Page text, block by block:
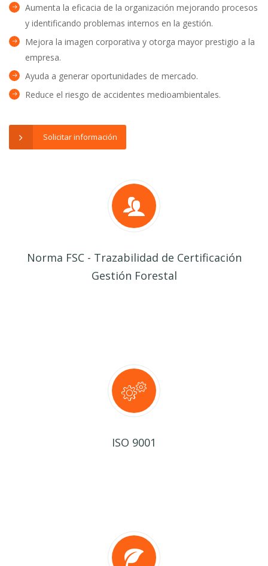
Aumenta la eficacia de la organización mejorando procesos
y identificando problemas internos en la gestión.
Mejora la imagen corporativa y otorga mayor prestigio a la
empresa.
Ayuda a generar oportunidades de mercado.
Reduce el riesgo de accidentes medioambientales.
Solicitar información
Norma FSC - Trazabilidad de Certificación
Gestión Forestal
ISO 9001